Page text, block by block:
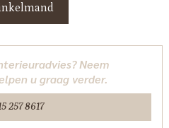
Neem
u graag verder.
257 8617